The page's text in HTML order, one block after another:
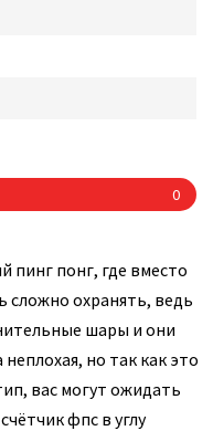
0
пинг понг, где вместо
сложно охранять, ведь
шары и они
но так как это
вас могут ожидать
фпс в углу